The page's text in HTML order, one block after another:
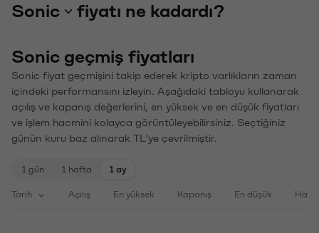
Sonic
fiyatı ne kadardı?
Sonic geçmiş fiyatları
Sonic fiyat geçmişini takip ederek kripto varlıkların zaman
içindeki performansını izleyin. Aşağıdaki tabloyu kullanarak
açılış ve kapanış değerlerini, en yüksek ve en düşük fiyatları
ve işlem hacmini kolayca görüntüleyebilirsiniz. Seçtiğiniz
günün kuru baz alınarak TL'ye çevrilmiştir.
1 gün 1 hafta 1 ay
Tarih Açılış En yüksek Kapanış En düşük